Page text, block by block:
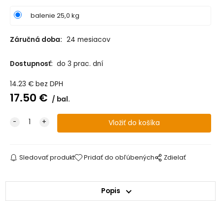
balenie 25,0 kg
Záručná doba: 24 mesiacov
Dostupnosť: do 3 prac. dní
14.23 € bez DPH
17.50 € bal.
Sledovať produkt Pridať do obľúbených Zdielať
Popis